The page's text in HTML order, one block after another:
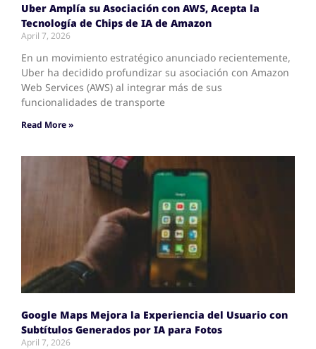
Uber Amplía su Asociación con AWS, Acepta la
Tecnología de Chips de IA de Amazon
April 7, 2026
En un movimiento estratégico anunciado recientemente,
Uber ha decidido profundizar su asociación con Amazon
Web Services (AWS) al integrar más de sus
funcionalidades de transporte
Read More »
Google Maps Mejora la Experiencia del Usuario con
Subtítulos Generados por IA para Fotos
April 7, 2026